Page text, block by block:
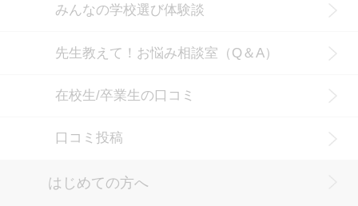
みんなの学校選び体験談
先生教えて！お悩み相談室（Q＆A）
在校生/卒業生の口コミ
口コミ投稿
はじめての方へ